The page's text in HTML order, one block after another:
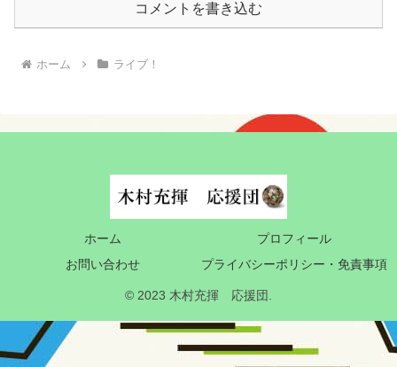
コメントを書き込む
ホーム ライブ！
ホーム
プロフィール
お問い合わせ
プライバシーポリシー・免責事項
© 2023 木村充揮 応援団.